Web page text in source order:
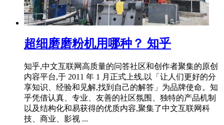
超细磨磨粉机用哪种？ 知乎
知乎,中文互联网高质量的问答社区和创作者聚集的原创
内容平台,于 2011 年 1 月正式上线,以「让人们更好的分
享知识、经验和见解,找到自己的解答」为品牌使命。知
乎凭借认真、专业、友善的社区氛围、独特的产品机制
以及结构化和易获得的优质内容,聚集了中文互联网科
技、商业、影视 ...